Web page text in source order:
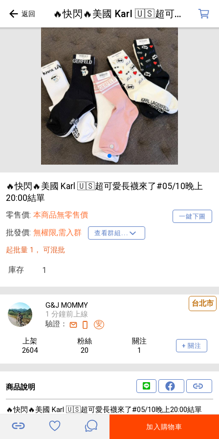
🔥快閃🔥美國 Karl 🇺🇸超可愛長襪來了#05/10晚上20:00結單
🔥快閃🔥美國 Karl 🇺🇸超可愛長襪來了#05/10晚上
20:00結單
零售價: 一鍵下圖
本商品無零售價
批發價: 無權限,需入群 查看群組...
起批量 1， 可混批
庫存 1
台北市
G&J MOMMY
1 分鐘前上線
驗證：
安
上架
2604
粉絲
20
關注
1
+ 關注
商品說明
🔥快閃🔥美國 Karl 🇺🇸超可愛長襪來了#05/10晚上20:00結單
建議售價$690
6周貨到通知
加入購物車